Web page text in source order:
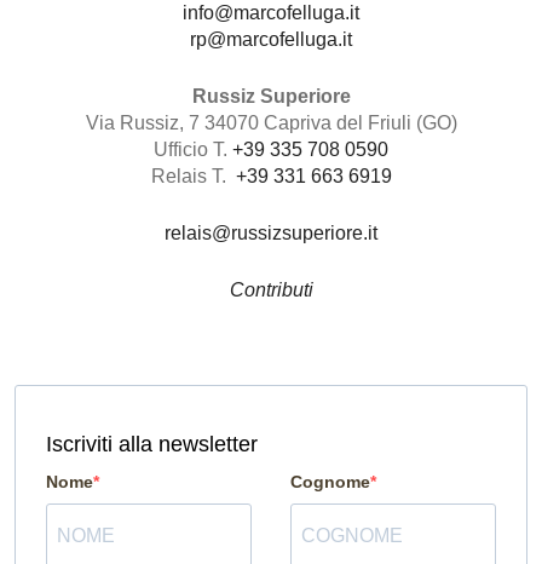
info@marcofelluga.it
rp@marcofelluga.it
Russiz Superiore
Via Russiz, 7 34070 Capriva del Friuli (GO)
Ufficio T. +39 335 708 0590
Relais T. +39 331 663 6919
relais@russizsuperiore.it
Contributi
Iscriviti alla newsletter
Nome Cognome